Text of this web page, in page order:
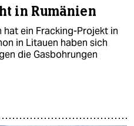
in Rumänien
hat ein Fracking-Projekt in
in Litauen haben sich
die Gasbohrungen